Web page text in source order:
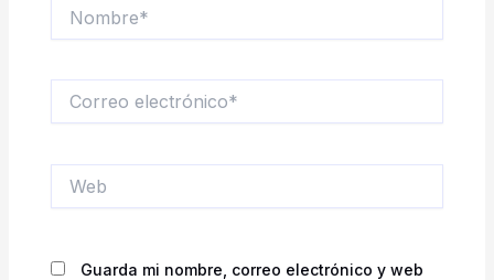
electrónico*
Guarda mi nombre, correo electrónico y web